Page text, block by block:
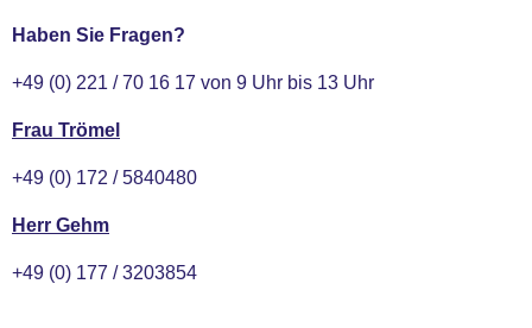
Haben Sie Fragen?
+49 (0) 221 / 70 16 17 von 9 Uhr bis 13 Uhr
Frau Trömel
+49 (0) 172 / 5840480
Herr Gehm
+49 (0) 177 / 3203854